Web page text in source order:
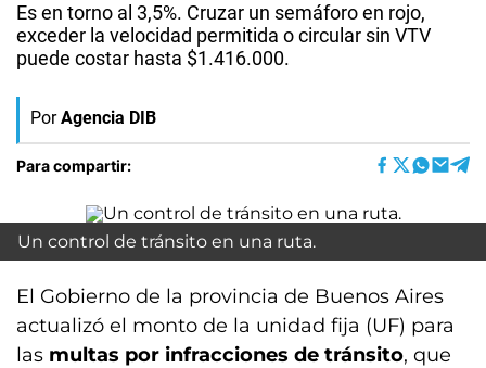
Es en torno al 3,5%. Cruzar un semáforo en rojo,
exceder la velocidad permitida o circular sin VTV
puede costar hasta $1.416.000.
Por Agencia DIB
Para compartir:
Un control de tránsito en una ruta.
El Gobierno de la provincia de Buenos Aires
actualizó el monto de la unidad fija (UF) para
las multas por infracciones de tránsito, que